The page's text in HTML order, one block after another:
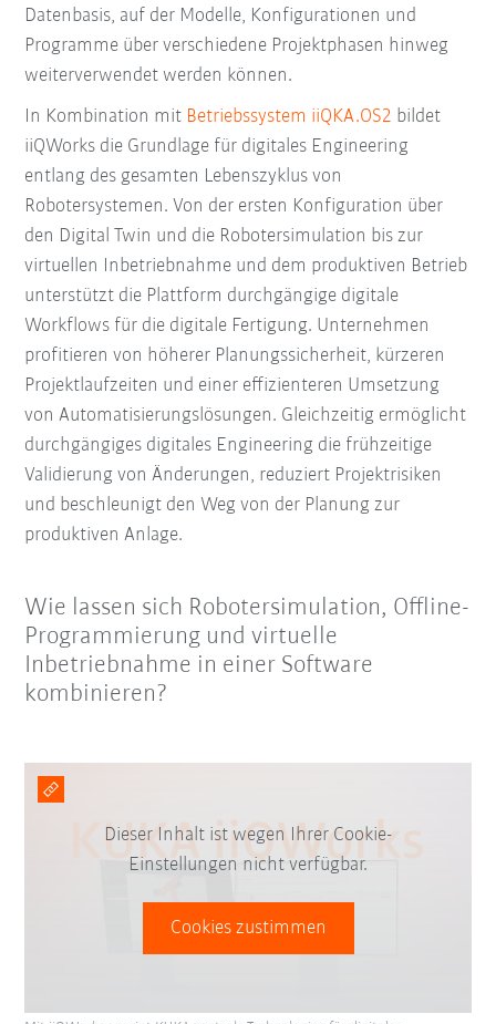
Datenbasis, auf der Modelle, Konfigurationen und
Programme über verschiedene Projektphasen hinweg
weiterverwendet werden können.
In Kombination mit Betriebssystem iiQKA.OS2 bildet
iiQWorks die Grundlage für digitales Engineering
entlang des gesamten Lebenszyklus von
Robotersystemen. Von der ersten Konfiguration über
den Digital Twin und die Robotersimulation bis zur
virtuellen Inbetriebnahme und dem produktiven Betrieb
unterstützt die Plattform durchgängige digitale
Workflows für die digitale Fertigung. Unternehmen
profitieren von höherer Planungssicherheit, kürzeren
Projektlaufzeiten und einer effizienteren Umsetzung
von Automatisierungslösungen. Gleichzeitig ermöglicht
durchgängiges digitales Engineering die frühzeitige
Validierung von Änderungen, reduziert Projektrisiken
und beschleunigt den Weg von der Planung zur
produktiven Anlage.
Wie lassen sich Robotersimulation, Offline-
Programmierung und virtuelle
Inbetriebnahme in einer Software
kombinieren?
Dieser Inhalt ist wegen Ihrer Cookie-
Einstellungen nicht verfügbar.
Cookies zustimmen